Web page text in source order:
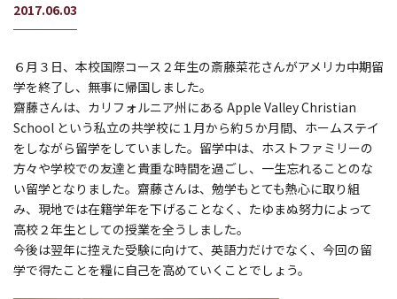
2017.06.03
６月３日、本校国際コース２年生の斎藤菜花さんがアメリカ中期留
学を終了し、無事に帰国しました。
齋藤さんは、カリフォルニア州にある Apple Valley Christian
School という私立の共学校に１月から約５か月間、ホームステイ
をしながら留学をしていました。留学中は、ホストファミリーの
方々や学校での友達と貴重な時間を過ごし、一生忘れることのな
い留学となりました。齋藤さんは、勉学もとても熱心に取り組
み、現地では在籍学年を下げることなく、たゆまぬ努力によって
高校２年生としての授業を全うしました。
今後は翌年に控えた受験に向けて、英語力だけでなく、今回の留
学で得たことを糧に自己を高めていくことでしょう。